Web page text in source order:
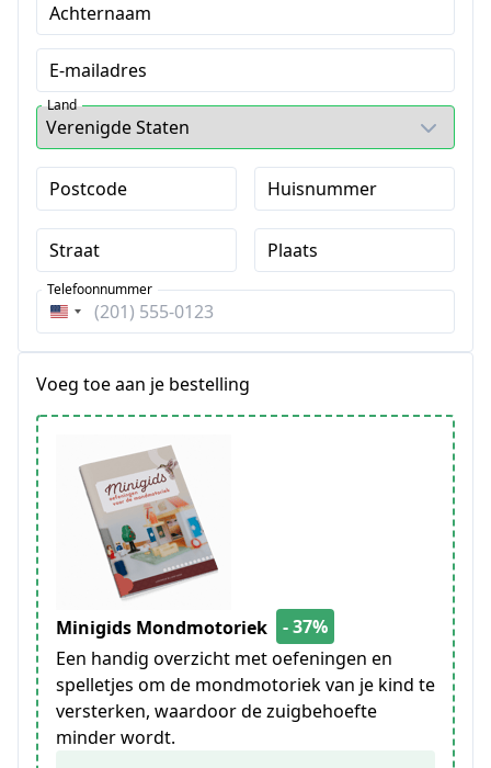
Achternaam
E-mailadres
Land
Postcode Huisnummer
Straat Plaats
Verenigde
Telefoonnummer
Voeg toe aan je bestelling
Minigids Mondmotoriek
- 37%
Een handig overzicht met oefeningen en
spelletjes om de mondmotoriek van je kind te
versterken, waardoor de zuigbehoefte
minder wordt.